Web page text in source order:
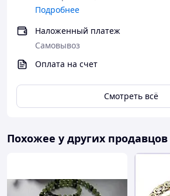
Індивідуальний
Професійна
постійно
Також в нашому
Подробнее
Наложенный платеж
Самовывоз
Оплата на счет
Смотреть всё
Похожее у других продавцов